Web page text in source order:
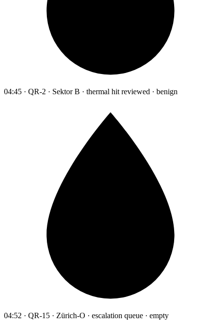
04:45 · QR-2 · Sektor B · thermal hit reviewed · benign
04:52 · QR-15 · Zürich-O · escalation queue · empty